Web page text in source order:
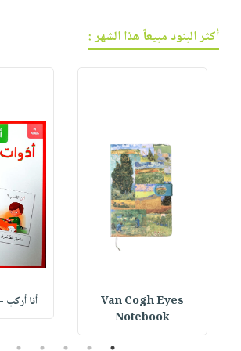
أكثر البنود مبيعاً هذا الشهر :
Van Cogh Eyes
Notebook
أنا